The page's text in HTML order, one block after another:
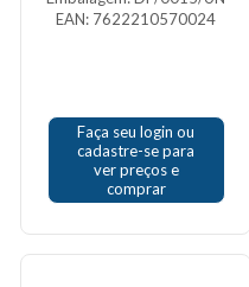
EAN: 7622210570024
Faça seu login ou
cadastre-se para
ver preços e
comprar